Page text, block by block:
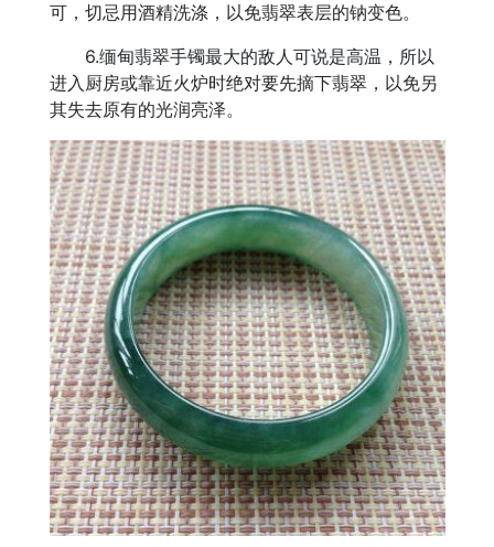
可，切忌用酒精洗涤，以免翡翠表层的钠变色。
6.缅甸翡翠手镯最大的敌人可说是高温，所以
进入厨房或靠近火炉时绝对要先摘下翡翠，以免另
其失去原有的光润亮泽。